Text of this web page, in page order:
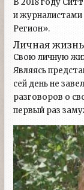
и
Регион».
Личная жизнь
Свою личную
Являясь
сей день не
разговоров о
первый раз